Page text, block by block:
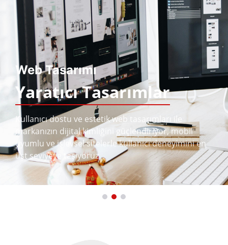
Web Tasarımı
Yaratıcı Tasarımlar
Kullanıcı dostu ve estetik web tasarımları ile
markanızın dijital kimliğini güçlendiriyor, mobil
uyumlu ve işlevsel sitelerle kullanıcı deneyimini en
üst seviyeye taşıyoruz.